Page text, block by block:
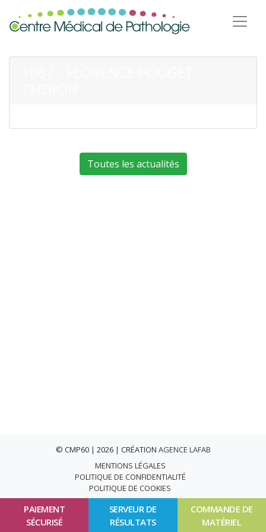
PAIEMENT
SÉCURISÉ
SERVEUR DE
RÉSULTATS
COMMANDE DE
MATÉRIEL
Toutes les actualités
© CMP60 | 2026 | CRÉATION AGENCE LAFAB
MENTIONS LÉGALES
POLITIQUE DE CONFIDENTIALITÉ
POLITIQUE DE COOKIES